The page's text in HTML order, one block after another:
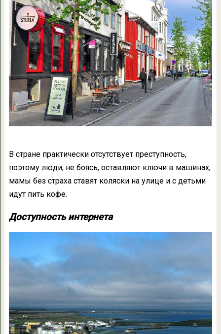
В стране практически отсутствует преступность,
поэтому люди, не боясь, оставляют ключи в машинах,
мамы без страха ставят коляски на улице и с детьми
идут пить кофе.
Доступность интернета